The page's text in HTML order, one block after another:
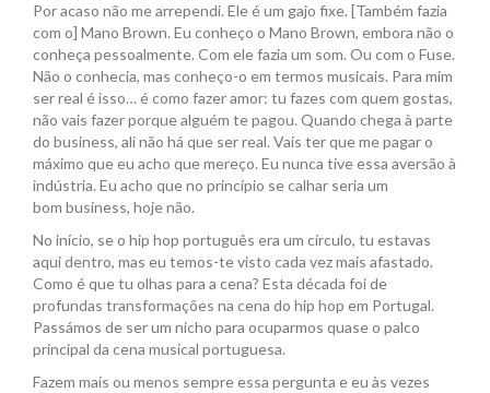
Por acaso não me arrependi. Ele é um gajo fixe. [Também fazia
com o] Mano Brown. Eu conheço o Mano Brown, embora não o
conheça pessoalmente. Com ele fazia um som. Ou com o Fuse.
Não o conhecia, mas conheço-o em termos musicais. Para mim
ser real é isso… é como fazer amor: tu fazes com quem gostas,
não vais fazer porque alguém te pagou. Quando chega à parte
do business, ali não há que ser real. Vais ter que me pagar o
máximo que eu acho que mereço. Eu nunca tive essa aversão à
indústria. Eu acho que no princípio se calhar seria um
bom business, hoje não.
No início, se o hip hop português era um círculo, tu estavas
aqui dentro, mas eu temos-te visto cada vez mais afastado.
Como é que tu olhas para a cena? Esta década foi de
profundas transformações na cena do hip hop em Portugal.
Passámos de ser um nicho para ocuparmos quase o palco
principal da cena musical portuguesa.
Fazem mais ou menos sempre essa pergunta e eu às vezes